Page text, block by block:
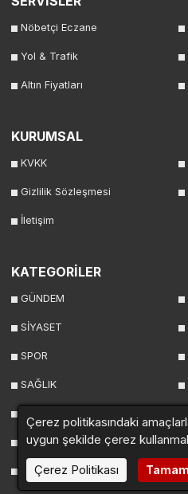
Nöbetçi Eczane
Yol & Trafik
Altın Fiyatları
KURUMSAL
KVKK
Gizlilik Sözleşmesi
İletişim
KATEGORİLER
GÜNDEM
SİYASET
SPOR
SAĞLIK
KÜLTÜR&SANAT
GEZİ
Çerez politikasındaki
uygun şekilde çerez
Çerez Politikası
Tamam